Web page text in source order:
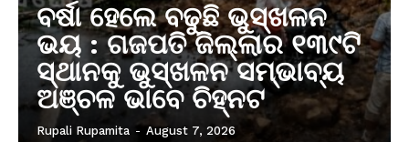
ବର୍ଷା ହେଲେ ବଢୁଛି ଭୁସ୍ଖଳନ
ଭୟ : ଗଜପତି ଜିଲ୍ଲାର ୧୩୯ଟି
ସ୍ଥାନକୁ ଭୁସ୍ଖଳନ ସମ୍ଭାବ୍ୟ
ଅଞ୍ଚଳ ଭାବେ ଚିହ୍ନଟ
Rupali Rupamita - August 7, 2026